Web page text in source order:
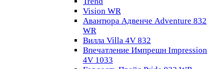
Vision WR
Авантюра Адвенче Adventure 832
WR
Вилла Villa 4V 832
Впечатление Импрешн Impression
4V 1033